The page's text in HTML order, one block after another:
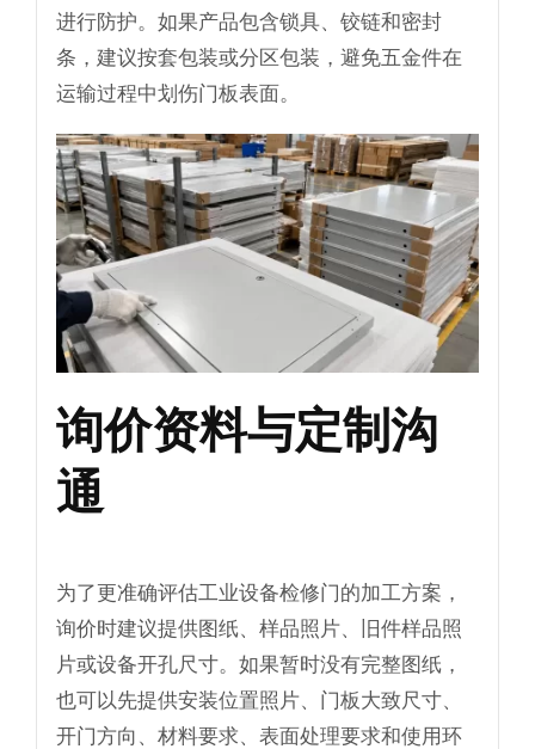
进行防护。如果产品包含锁具、铰链和密封
条，建议按套包装或分区包装，避免五金件在
运输过程中划伤门板表面。
询价资料与定制沟
通
为了更准确评估工业设备检修门的加工方案，
询价时建议提供图纸、样品照片、旧件样品照
片或设备开孔尺寸。如果暂时没有完整图纸，
也可以先提供安装位置照片、门板大致尺寸、
开门方向、材料要求、表面处理要求和使用环